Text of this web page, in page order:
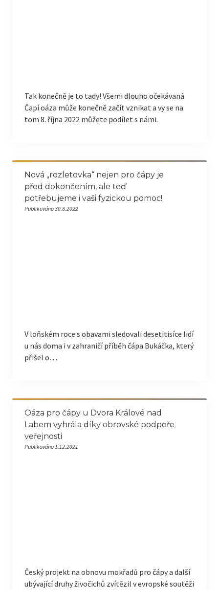
Tak konečně je to tady! Všemi dlouho očekávaná
Čapí oáza může konečně začít vznikat a vy se na
tom 8. října 2022 můžete podílet s námi.
Nová „rozletovka“ nejen pro čápy je
před dokončením, ale teď
potřebujeme i vaši fyzickou pomoc!
Publikováno 30.8.2022
V loňském roce s obavami sledovali desetitisíce lidí
u nás doma i v zahraničí příběh čápa Bukáčka, který
přišel o…
Oáza pro čápy u Dvora Králové nad
Labem vyhrála díky obrovské podpoře
veřejnosti
Publikováno 1.12.2021
Český projekt na obnovu mokřadů pro čápy a další
ubývající druhy živočichů zvítězil v evropské soutěži